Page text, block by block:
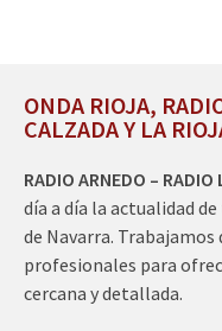
ONDA RIOJA,
CALZADA Y LA
RADIO ARNEDO –
día a día la actualidad
de Navarra. Trabajamos
profesionales para
cercana y detallada.